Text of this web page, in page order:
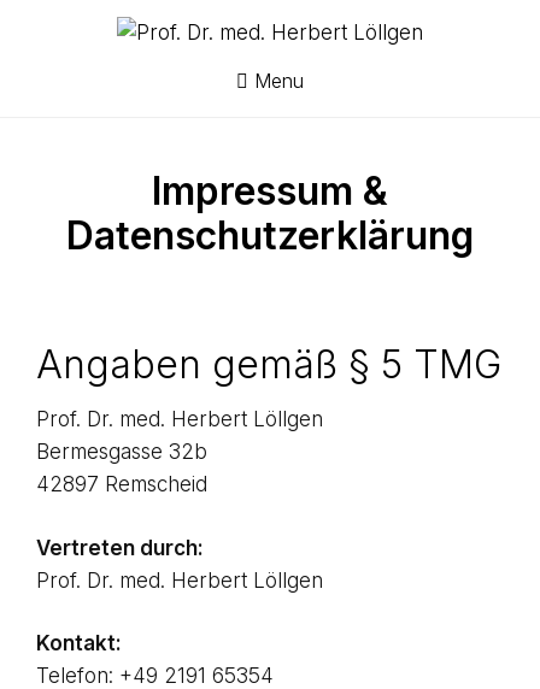
PROF.
Facharzt für
Menu
Impressum &
Datenschutzerklärung
Angaben gemäß § 5 TMG
Prof. Dr. med. Herbert Löllgen
Bermesgasse 32b
42897 Remscheid
Vertreten durch:
Prof. Dr. med. Herbert Löllgen
Kontakt:
Telefon: +49 2191 65354